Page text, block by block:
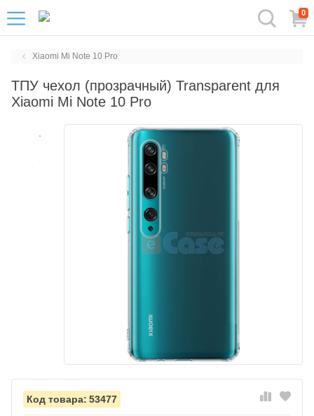
0
Xiaomi Mi Note 10 Pro
ТПУ чехол (прозрачный) Transparent для
Xiaomi Mi Note 10 Pro
53477